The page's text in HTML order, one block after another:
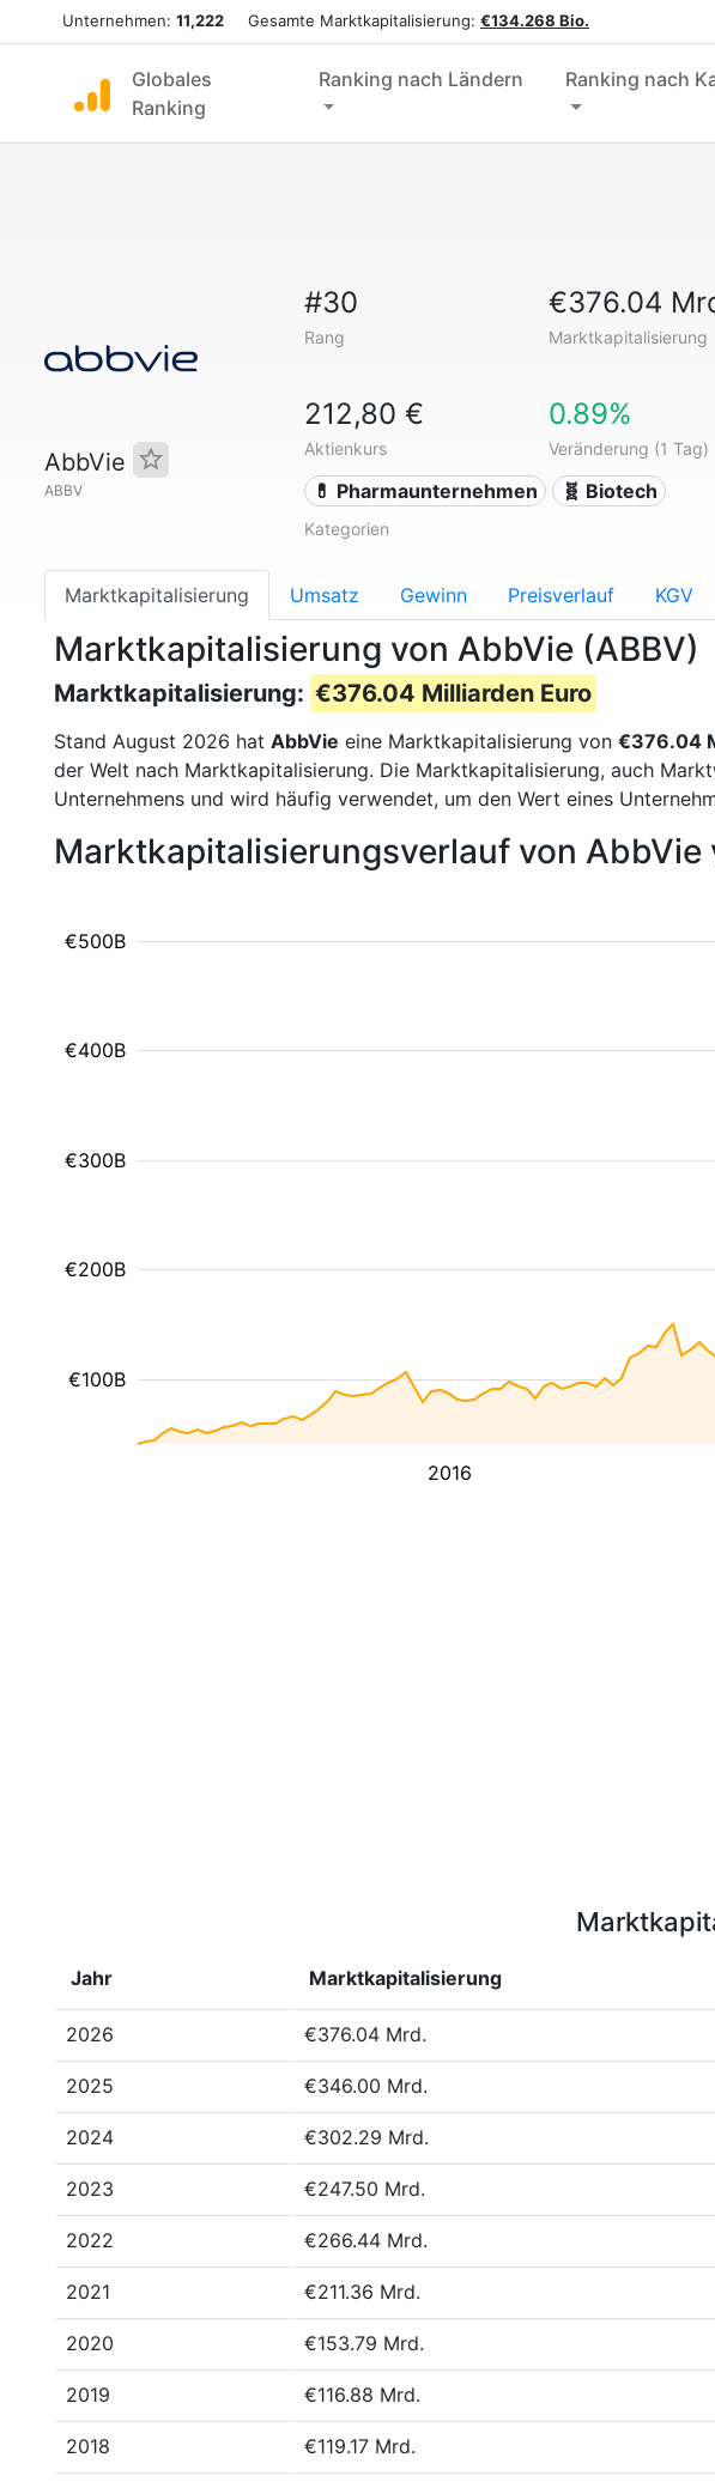
Unternehmen: 11,222 Gesamte Marktkapitalisierung: €134.268 Bio.
Globales
Ranking
Ranking nach Ländern Ranking nach
AbbVie
ABBV
#30
Rang
€376.04
Marktkapitalisierung
212,80 €
Aktienkurs
0.89%
Veränderung (1 Tag)
💊 Pharmaunternehmen 🧬 Biotech
Kategorien
Marktkapitalisierung Umsatz Gewinn Preisverlauf KGV
Marktkapitalisierung von AbbVie (ABBV)
Marktkapitalisierung: €376.04 Milliarden Euro
Stand August 2026 hat AbbVie eine Marktkapitalisierung von €376.04
der Welt nach Marktkapitalisierung. Die Marktkapitalisierung, auch
Unternehmens und wird häufig verwendet, um den Wert eines
Marktkapitalisierungsverlauf von AbbVie
2016
€100B
€200B
€300B
€400B
€500B
Jahr Marktkapitalisierung
2026 €376.04 Mrd.
2025 €346.00 Mrd.
2024 €302.29 Mrd.
2023 €247.50 Mrd.
2022 €266.44 Mrd.
2021 €211.36 Mrd.
2020 €153.79 Mrd.
2019 €116.88 Mrd.
2018 €119.17 Mrd.